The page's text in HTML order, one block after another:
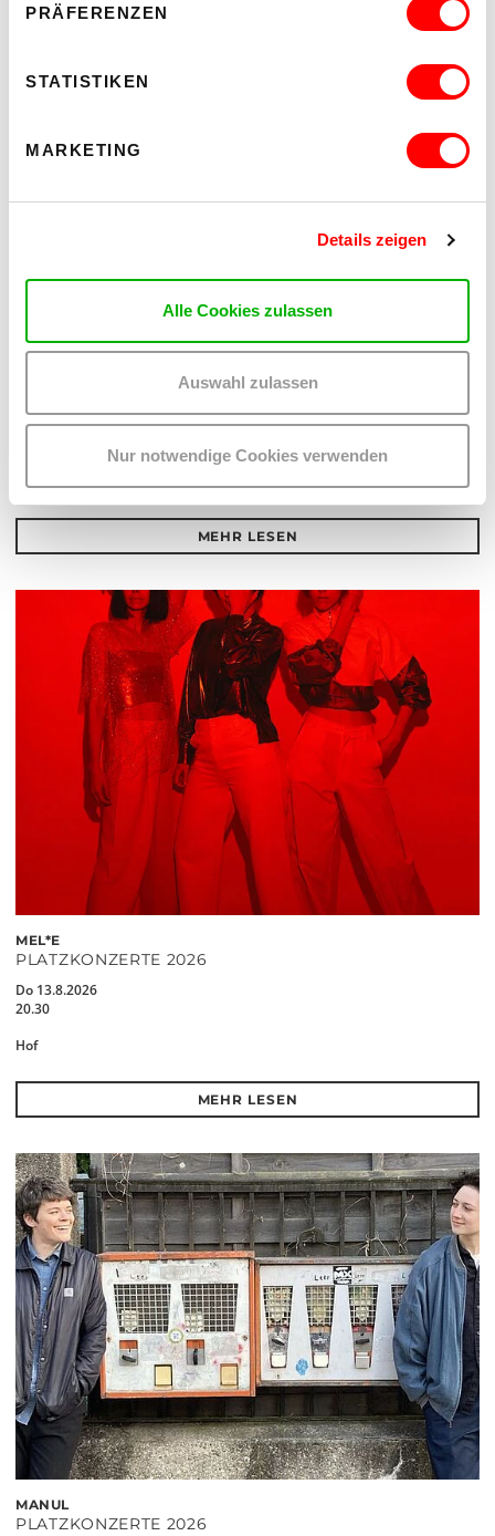
PRÄFERENZEN
STATISTIKEN
MARKETING
Details zeigen
Alle Cookies zulassen
Auswahl zulassen
Nur notwendige Cookies verwenden
Mi 12.8.2026
Hof
MEHR LESEN
MEL*E
PLATZKONZERTE 2026
Do 13.8.2026
20.30
Hof
MEHR LESEN
MANUL
PLATZKONZERTE 2026